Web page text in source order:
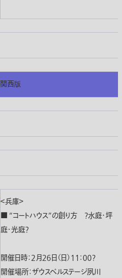
＜兵庫＞
■ “コートハウス”の創り方 ?水庭・坪
庭・光庭?
開催日時：２月２６日（日）１１：００?
開催場所：ザウスベルステージ夙川